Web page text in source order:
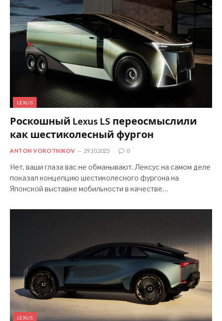
LEXUS
Роскошный Lexus LS переосмыслили
как шестиколесный фургон
ANTON VOROTNIKOV 29.10.2025 0
Нет, ваши глаза вас не обманывают. Лексус на самом деле
показал концепцию шестиколесного фургона на
Японской выставке мобильности в качестве…
LEXUS